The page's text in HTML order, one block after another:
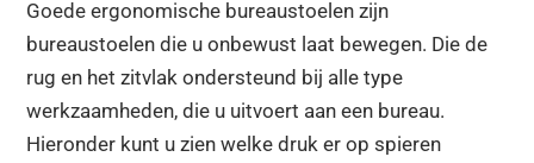
Goede ergonomische bureaustoelen zijn
bureaustoelen die u onbewust laat bewegen. Die de
rug en het zitvlak ondersteund bij alle type
werkzaamheden, die u uitvoert aan een bureau.
Hieronder kunt u zien welke druk er op spieren